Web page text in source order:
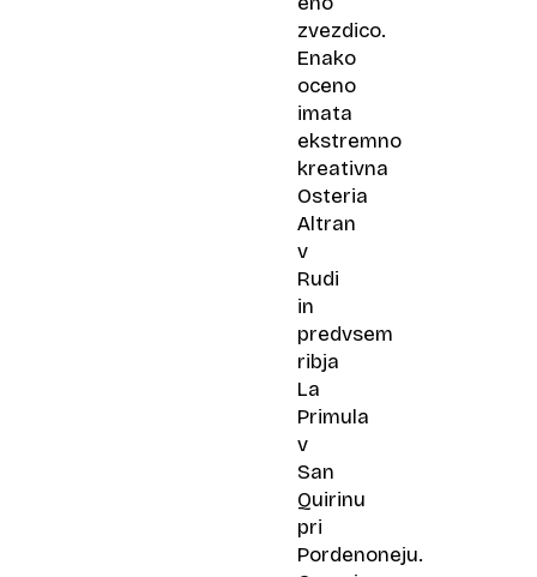
zvezdico.
Enako
oceno
imata
ekstremno
kreativna
Osteria
Altran
v
Rudi
in
predvsem
ribja
La
Primula
v
San
Quirinu
pri
Pordenoneju.